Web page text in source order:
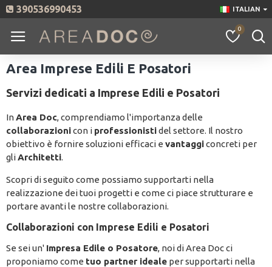
390536990453 ITALIAN
0
Area Imprese Edili E Posatori
Servizi dedicati a Imprese Edili e Posatori
InArea Doc, comprendiamo l'importanza delle
collaborazionicon i professionistidel settore. Il nostro
obiettivo è fornire soluzioni efficaci e vantaggiconcreti per
gliArchitetti.
Scopri di seguito come possiamo supportarti nella
realizzazione dei tuoi progetti e come ci piace strutturare e
portare avanti le nostre collaborazioni.
Collaborazioni con Imprese Edili e Posatori
Se sei un' Impresa Edile o Posatore, noi di Area Doc ci
proponiamo come tuo partner ideale per supportarti nella